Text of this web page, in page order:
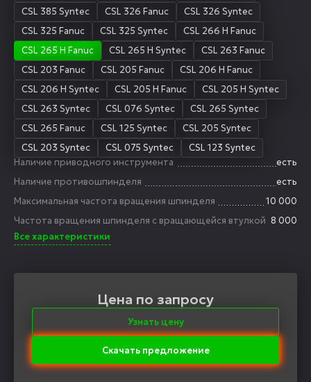
CSL 385 Syntec
CSL 326 Fanuc
CSL 326 Syntec
CSL 325 Fanuc
CSL 325 Syntec
CSL 266 H Fanuc
CSL 265 H Fanuc
CSL 265 H Syntec
CSL 263 Fanuc
CSL 203 Fanuc
CSL 205 Fanuc
CSL 206 H Fanuc
CSL 206 H Syntec
CSL 205 H Fanuc
CSL 205 H Syntec
CSL 263 Syntec
CSL 076 Syntec
CSL 265 Syntec
CSL 265 Fanuc
CSL 125 Syntec
CSL 205 Syntec
CSL 203 Syntec
CSL 075 Syntec
CSL 123 Syntec
Наличие приводного инструмента
есть
Наличие противошпинделя
есть
Максимальная частота вращения шпинделя
10 000
Частота вращения шпинделя с вращающейся втулкой 8 000
Все характеристики
Цена по запросу
Узнать цену
Скачать предложение